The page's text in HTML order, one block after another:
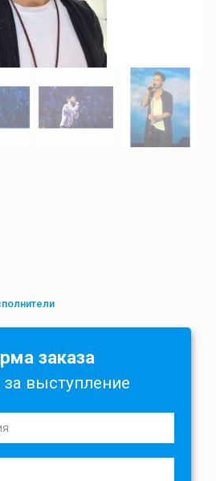
заказа
выступление